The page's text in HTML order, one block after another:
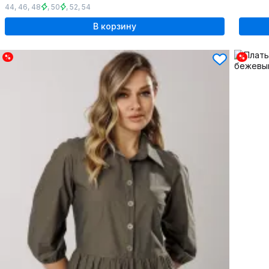
44, 46, 48 , 50 , 52, 54
В корзину
% %